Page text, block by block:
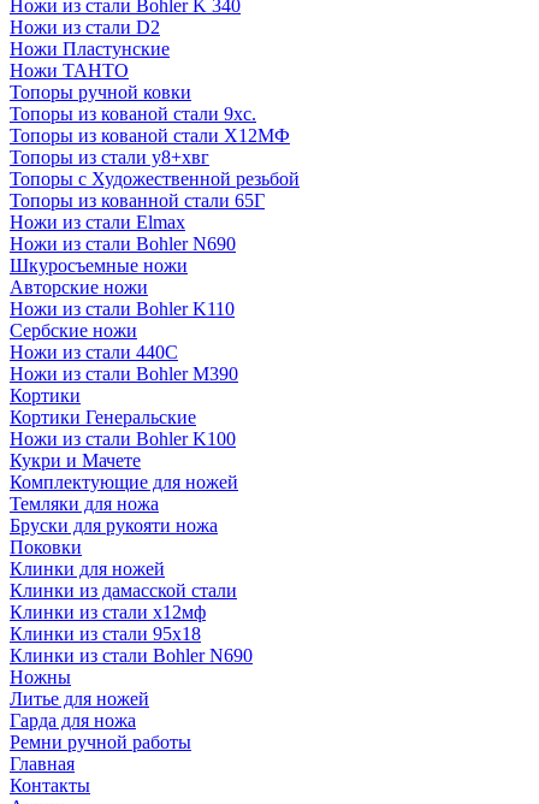
Ножи из стали Bohler K 340
Ножи из стали D2
Ножи Пластунские
Ножи ТАНТО
Топоры ручной ковки
Топоры из кованой стали 9хс.
Топоры из кованой стали Х12МФ
Топоры из стали у8+хвг
Топоры с Художественной резьбой
Топоры из кованной стали 65Г
Ножи из стали Elmax
Ножи из стали Bohler N690
Шкуросъемные ножи
Авторские ножи
Ножи из стали Bohler K110
Сербские ножи
Ножи из стали 440С
Ножи из стали Bohler M390
Кортики
Кортики Генеральские
Ножи из стали Bohler K100
Кукри и Мачете
Комплектующие для ножей
Темляки для ножа
Бруски для рукояти ножа
Поковки
Клинки для ножей
Клинки из дамасской стали
Клинки из стали х12мф
Клинки из стали 95х18
Клинки из стали Bohler N690
Ножны
Литье для ножей
Гарда для ножа
Ремни ручной работы
Главная
Контакты